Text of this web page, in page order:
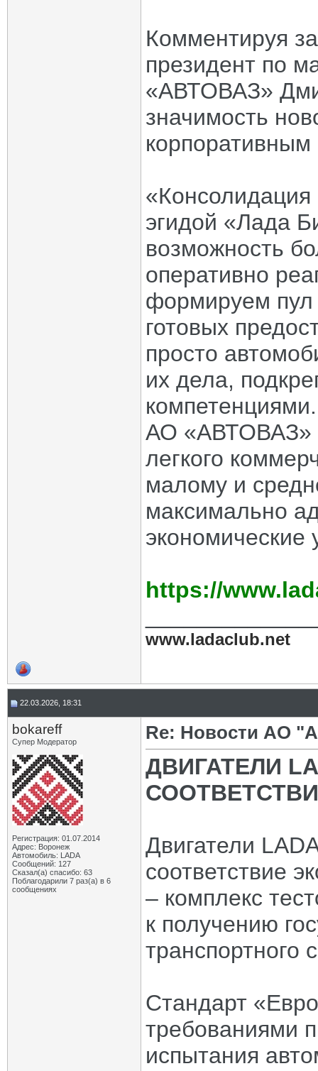
Комментируя
президент по
«АВТОВАЗ»
значимость
корпоративным
«Консолидация
эгидой «Лада
возможность
оперативно
формируем
готовых
просто
их дела,
АО «АВТОВАЗ»
легкого
малому и
максимально
экономические
https://
www.ladaclub.net
22.03.2026, 18:31
bokareff
Супер Модератор
Регистрация: 01.07.2014
Адрес: Воронеж
Автомобиль: LADA
Сообщений: 127
Сказал(а) спасибо: 63
Поблагодарили 7 раз(а) в 6
сообщениях
Re: Новости АО
ДВИГАТЕЛИ
Двигатели
соответствие
– комплекс
к получению
транспортного
Стандарт
требованиями
испытания